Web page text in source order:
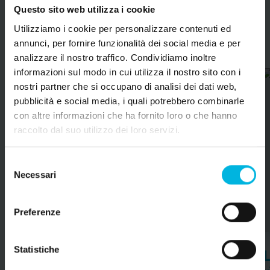
Questo sito web utilizza i cookie
Utilizziamo i cookie per personalizzare contenuti ed
annunci, per fornire funzionalità dei social media e per
analizzare il nostro traffico. Condividiamo inoltre
informazioni sul modo in cui utilizza il nostro sito con i
nostri partner che si occupano di analisi dei dati web,
pubblicità e social media, i quali potrebbero combinarle
con altre informazioni che ha fornito loro o che hanno
raccolto dal suo utilizzo dei loro servizi.
delNecessari
Preferenze
Statistiche
Leggi blog
Caorle insolita: itinerari slow